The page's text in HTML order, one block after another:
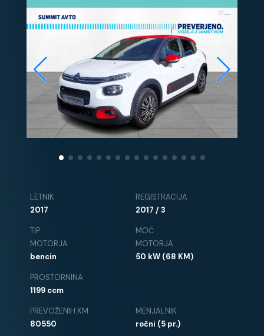
LETNIK
2017
REGISTRACIJA
2017 / 3
TIP
MOTORJA
bencin
MOČ
MOTORJA
50 kW (68 KM)
PROSTORNINA
1199 ccm
PREVOŽENIH KM
80550
MENJALNIK
ročni (5 pr.)